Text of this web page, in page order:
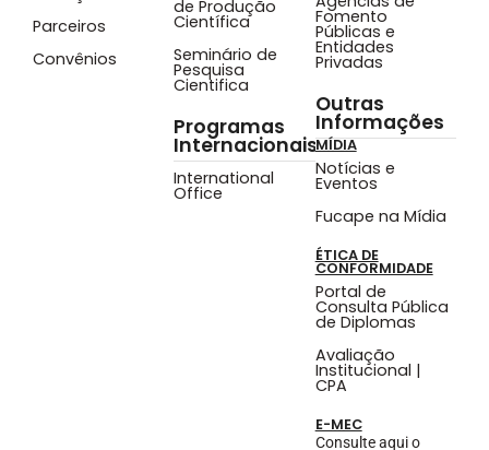
Parceiros
Convênios
de Produção
Científica
Seminário de
Pesquisa
Cientifica
Programas
Internacionais
International
Office
Fomento
Públicas e
Entidades
Privadas
Outras
Informações
MÍDIA
Notícias e
Eventos
Fucape na Mídia
ÉTICA DE
CONFORMIDADE
Portal de
Consulta Pública
de Diplomas
Avaliação
Institucional |
CPA
E-MEC
Consulte aqui o